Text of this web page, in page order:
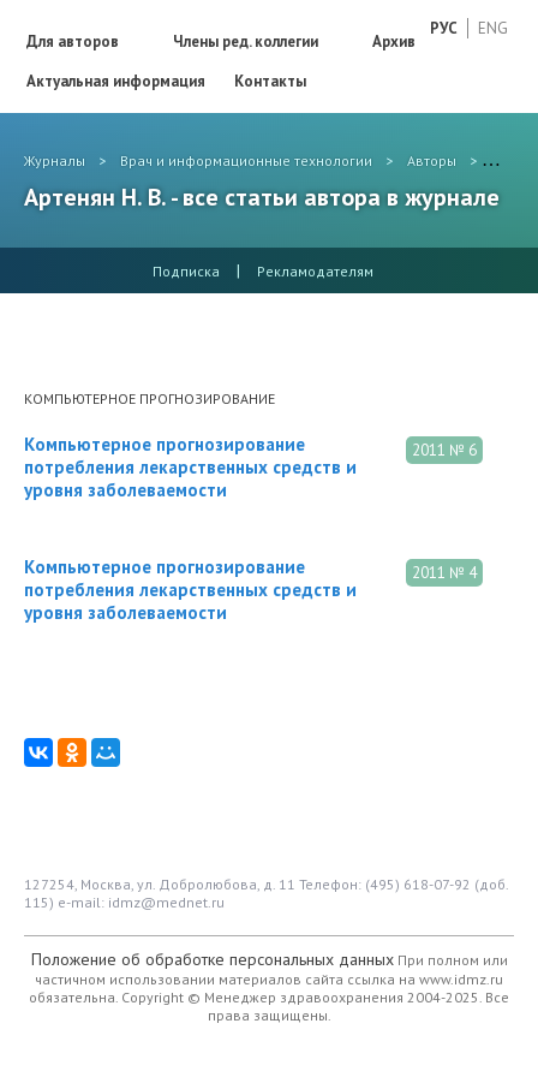
РУС ENG
Для авторов Члены ред. коллегии
Архив
Актуальная информация
Контакты
Журналы > Врач и информационные технологии > Авторы >
Артенян Н. В. - все статьи автора в журнале
Подписка | Рекламодателям
КОМПЬЮТЕРНОЕ ПРОГНОЗИРОВАНИЕ
2011 № 6
Компьютерное прогнозирование
потребления лекарственных средств и
уровня заболеваемости
2011 № 4
Компьютерное прогнозирование
потребления лекарственных средств и
уровня заболеваемости
127254, Москва, ул. Добролюбова, д. 11 Телефон: (495) 618-07-92 (доб.
115) e-mail: idmz@mednet.ru
Положение об обработке персональных данныхПри полном или
частичном использовании материалов сайта ссылка на www.idmz.ru
обязательна. Copyright © Менеджер здравоохранения 2004-2025. Все
права защищены.